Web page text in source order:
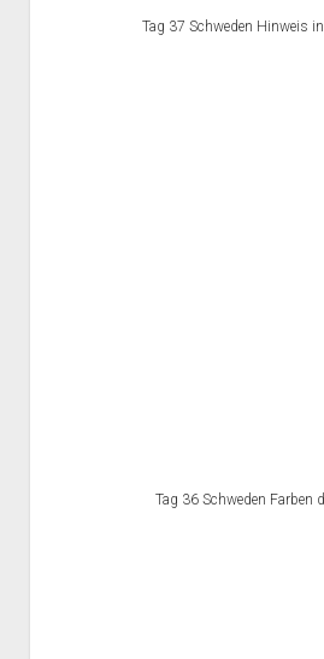
Tag 37 Schweden Hinweis
Tag 36 Schweden Farben